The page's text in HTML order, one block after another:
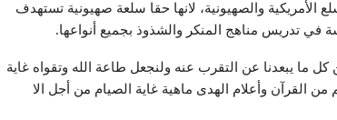
والصهيونية، لانها حقا سلعة صهيونية تستهدف
في تدريس مناهج المنكر والشذوذ بجميع أنواعها.
ما يبعدنا عن التقرب عنه ولنجعل طاعة الله وتقواه غاية
من القرآن وأعلام الهدى ماهية غاية الصيام من أجل الا